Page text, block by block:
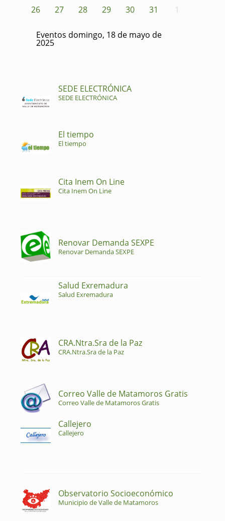
26
27 28 29 30 31 1
Eventos domingo, 18 de mayo de
2025
SEDE ELECTRÓNICA
SEDE ELECTRÓNICA
El tiempo
El tiempo
Cita Inem On Line
Cita Inem On Line
Renovar Demanda SEXPE
Renovar Demanda SEXPE
Salud Exremadura
Salud Exremadura
CRA.Ntra.Sra de la Paz
CRA.Ntra.Sra de la Paz
Correo Valle de Matamoros Gratis
Correo Valle de Matamoros Gratis
Callejero
Callejero
Observatorio Socioeconómico
Municipio de Valle de Matamoros